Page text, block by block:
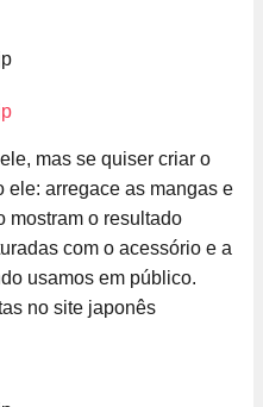
mas se quiser criar o
ele: arregace as mangas e
mostram o resultado
com o acessório e a
usamos em público.
no site japonês